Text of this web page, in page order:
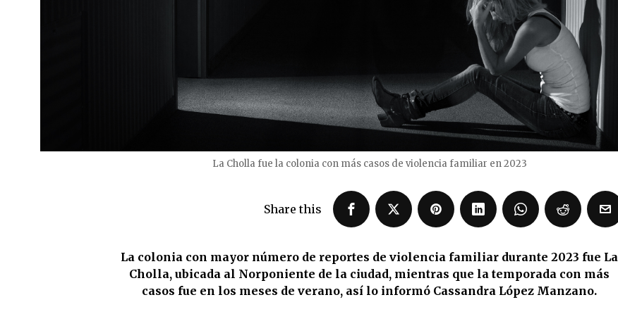
La Cholla fue la colonia con más casos de violencia familiar en 2023
Share this
La colonia con mayor número de reportes de violencia familiar durante 2023 fue La
Cholla, ubicada al Norponiente de la ciudad, mientras que la temporada con más
casos fue en los meses de verano, así lo informó Cassandra López Manzano.